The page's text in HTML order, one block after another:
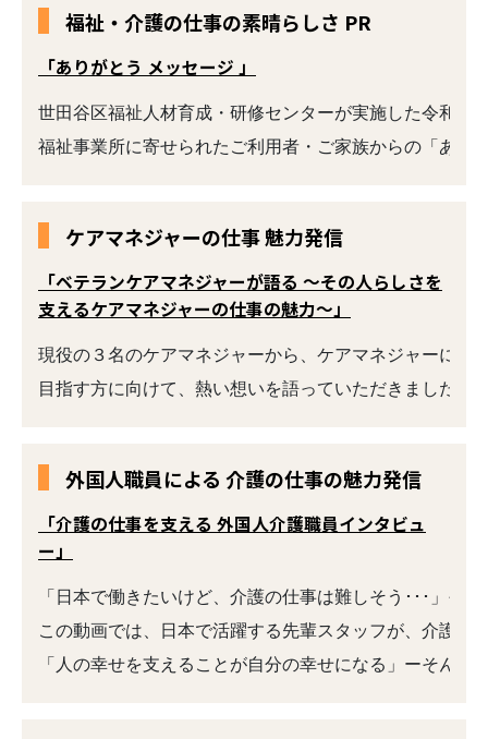
福祉・介護の仕事の素晴らしさ PR
「ありがとう メッセージ 」
世田谷区福祉人材育成・研修センターが実施した令和６
福祉事業所に寄せられたご利用者・ご家族からの「あり
ケアマネジャーの仕事 魅力発信
「ベテランケアマネジャーが語る ～その人らしさを
支えるケアマネジャーの仕事の魅力～」
現役の３名のケアマネジャーから、ケアマネジャーにな
外国人職員による 介護の仕事の魅力発信
「介護の仕事を支える 外国人介護職員インタビュ
ー」
「日本で働きたいけど、介護の仕事は難しそう･･･」そ
この動画では、日本で活躍する先輩スタッフが、介護の